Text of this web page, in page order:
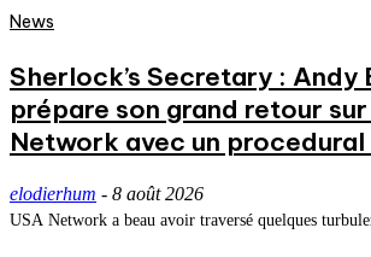
News
Sherlock’s Secretary : Andy
prépare son grand retour sur
Network avec un
elodierhum - 8 août 2026
USA Network a beau avoir traversé quelques